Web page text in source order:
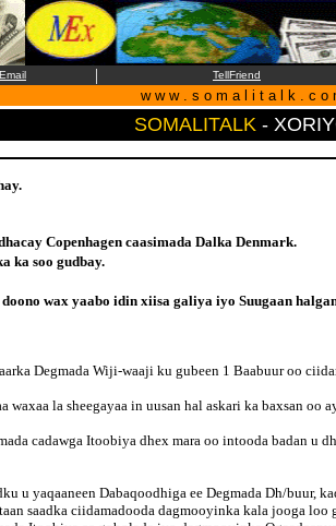
Email | TellFriend
w w w . s o m a l i t a l k . c o
SOMALITALK -
Copenhagen caasimada Dalka Denmark.
ka soo gudbay.
wax yaabo idin xiisa galiya iyo Suugaan
Degmada Wiji-waaji ku gubeen 1 Baabuur oo
la sheegayaa in uusan hal askari ka baxsan oo
cadawga Itoobiya dhex mara oo intooda badan u
u yaqaaneen Dabaqoodhiga ee Degmada Dh/
saadka ciidamadooda dagmooyinka kala jooga